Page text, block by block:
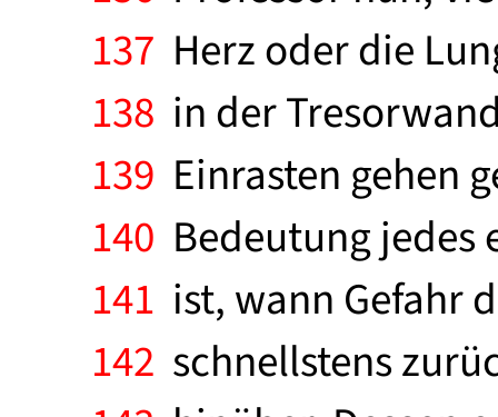
137 Herz oder die
138 in der
139 Einrasten gehen
140 Bedeutung jedes
141 ist, wann Gefahr
142 schnellstens